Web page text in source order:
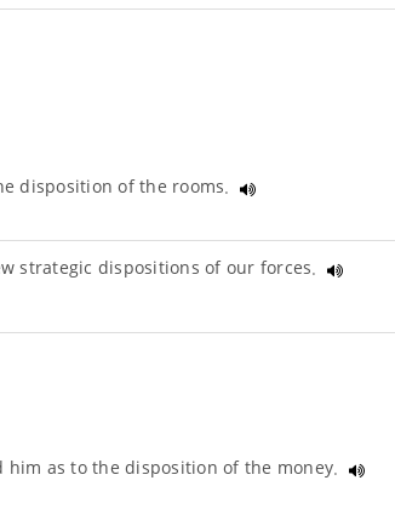
disposition of the rooms.
strategic dispositions of our forces.
him as to the disposition of the money.